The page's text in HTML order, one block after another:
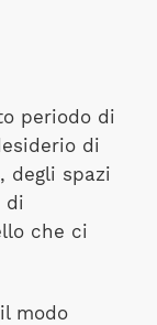
periodo di
di
degli spazi
di
che ci
modo